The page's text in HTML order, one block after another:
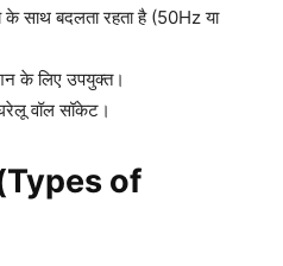
के साथ बदलता रहता है (50Hz या
के लिए उपयुक्त।
वॉल सॉकेट।
(Types of